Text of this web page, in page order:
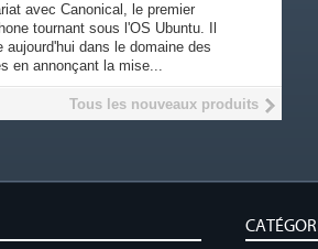
avec Canonical, le premier
tournant sous l'OS Ubuntu. Il
aujourd'hui dans le domaine des
en annonçant la mise...
Tous les nouveaux produits